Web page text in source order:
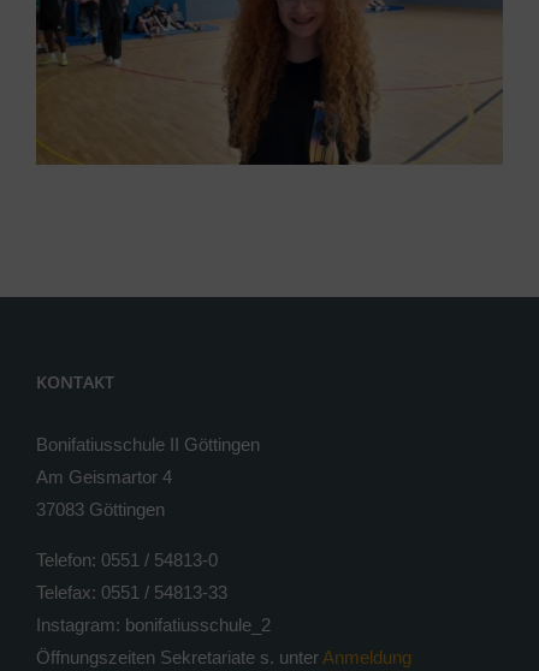
KONTAKT
Bonifatiusschule II Göttingen
Am Geismartor 4
37083 Göttingen
Telefon: 0551 / 54813-0
Telefax: 0551 / 54813-33
Instagram: bonifatiusschule_2
Öffnungszeiten Sekretariate s. unter Anmeldung